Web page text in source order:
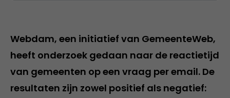
Webdam, een initiatief van GemeenteWeb,
heeft onderzoek gedaan naar de reactietijd
van gemeenten op een vraag per email. De
resultaten zijn zowel positief als negatief: